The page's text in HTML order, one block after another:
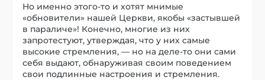
Но именно этого-то и хотят мнимые
«обновители» нашей Церкви, якобы «застывшей
в параличе»! Конечно, многие из них
запротестуют, утверждая, что у них самые
высокие стремления, — но на деле-то они сами
себя выдают, обнаруживая своим поведением
свои подлинные настроения и стремления.